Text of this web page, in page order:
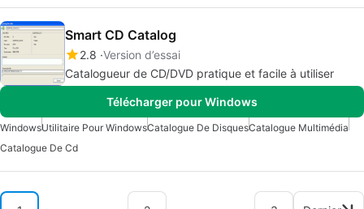
Smart CD Catalog
2.8 Version d’essai
Catalogueur de CD/DVD pratique et facile à utiliser
Télécharger pour Windows
WindowsUtilitaire Pour WindowsCatalogue De DisquesCatalogue Multimédia
Catalogue De Cd